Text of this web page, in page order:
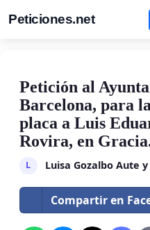
Peticiones.net
Petición al
Barcelona, para
placa a Luis
Rovira, en
L Luisa Gozalbo Aute
Compartir en